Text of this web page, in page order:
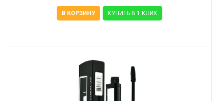
В КОРЗИНУ КУПИТЬ В 1 КЛИК